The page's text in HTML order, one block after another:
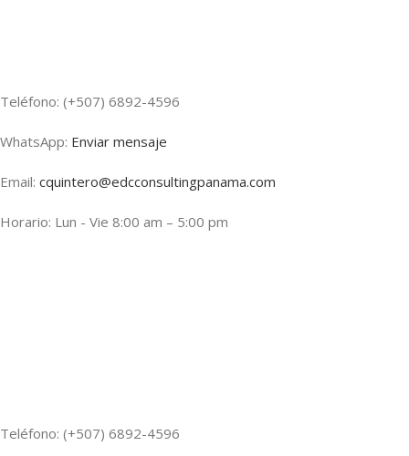
Teléfono: (+507) 6892-4596
WhatsApp: Enviar mensaje
Email: cquintero@edcconsultingpanama.com
Horario: Lun - Vie 8:00 am – 5:00 pm
Teléfono: (+507) 6892-4596